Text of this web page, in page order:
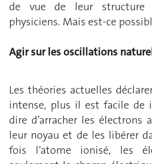
de vue de leur structure
physiciens. Mais est-ce
Agir sur les oscillations
Les théories actuelles
intense, plus il est facile de
dire d’arracher les électrons
leur noyau et de les libérer
fois l’atome ionisé, les